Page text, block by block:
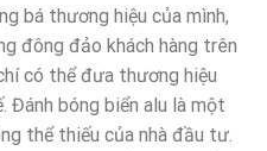
bá thương hiệu của mình,
đông đảo khách hàng trên
có thể đưa thương hiệu
Đánh bóng biển alu là một
thể thiếu của nhà đầu tư.